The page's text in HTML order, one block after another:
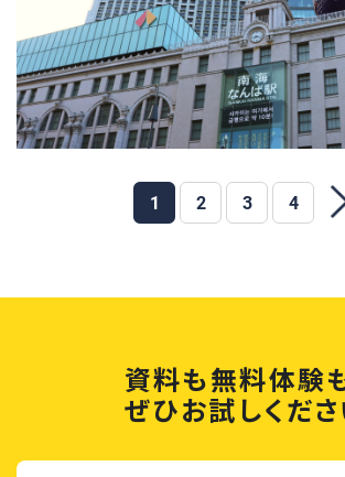
1 2 3 4
資料も無料体験も
ぜひお試しくだ